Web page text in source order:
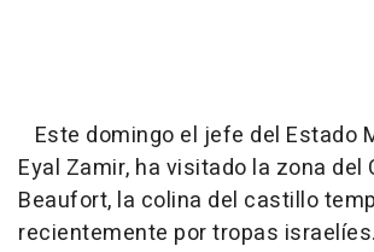
Este domingo el jefe del Estado
Eyal Zamir, ha visitado la zona del
Beaufort, la colina del castillo
recientemente por tropas israelíes.